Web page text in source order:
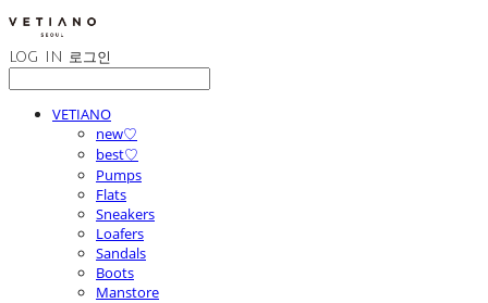
LOG IN 로그인
VETIANO
new♡
best♡
Pumps
Flats
Sneakers
Loafers
Sandals
Boots
Manstore